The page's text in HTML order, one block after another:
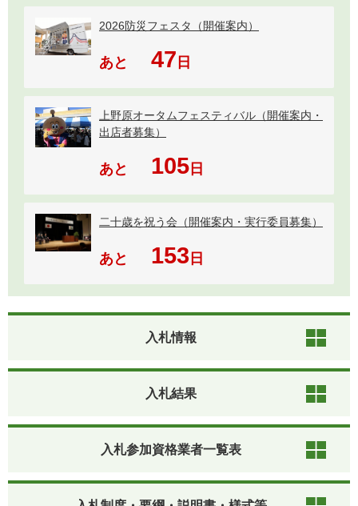
2026防災フェスタ（開催案内）
あと 47 日
上野原オータムフェスティバル（開催案内・
出店者募集）
あと 105日
二十歳を祝う会（開催案内・実行委員募集）
あと 153 日
入札情報
入札結果
入札参加資格業者一覧表